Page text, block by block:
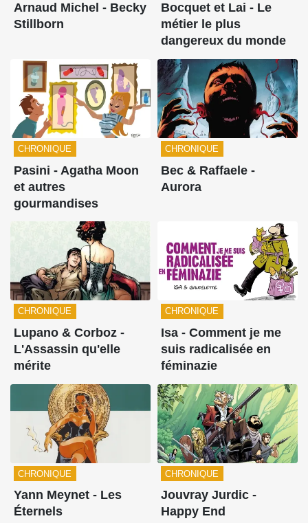
Arnaud Michel - Becky
Stillborn
Bocquet et Lai - Le
métier le plus
dangereux du monde
CHRONIQUE
Pasini - Agatha Moon
et autres
gourmandises
CHRONIQUE
Bec & Raffaele -
Aurora
CHRONIQUE
Lupano & Corboz -
L'Assassin qu'elle
mérite
CHRONIQUE
Isa - Comment je me
suis radicalisée en
féminazie
CHRONIQUE
Yann Meynet - Les
Éternels
CHRONIQUE
Jouvray Jurdic -
Happy End